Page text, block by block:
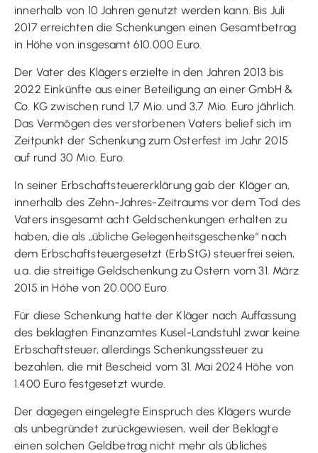
innerhalb von 10 Jahren genutzt werden kann. Bis Juli
2017 erreichten die Schenkungen einen Gesamtbetrag
in Höhe von insgesamt 610.000 Euro.
Der Vater des Klägers erzielte in den Jahren 2013 bis
2022 Einkünfte aus einer Beteiligung an einer GmbH &
Co. KG zwischen rund 1,7 Mio. und 3,7 Mio. Euro jährlich.
Das Vermögen des verstorbenen Vaters belief sich im
Zeitpunkt der Schenkung zum Osterfest im Jahr 2015
auf rund 30 Mio. Euro.
In seiner Erbschaftsteuererklärung gab der Kläger an,
innerhalb des Zehn-Jahres-Zeitraums vor dem Tod des
Vaters insgesamt acht Geldschenkungen erhalten zu
haben, die als „übliche Gelegenheitsgeschenke“ nach
dem Erbschaftsteuergesetzt (ErbStG) steuerfrei seien,
u.a. die streitige Geldschenkung zu Ostern vom 31. März
2015 in Höhe von 20.000 Euro.
Für diese Schenkung hatte der Kläger nach Auffassung
des beklagten Finanzamtes Kusel-Landstuhl zwar keine
Erbschaftsteuer, allerdings Schenkungssteuer zu
bezahlen, die mit Bescheid vom 31. Mai 2024 Höhe von
1.400 Euro festgesetzt wurde.
Der dagegen eingelegte Einspruch des Klägers wurde
als unbegründet zurückgewiesen, weil der Beklagte
einen solchen Geldbetrag nicht mehr als übliches